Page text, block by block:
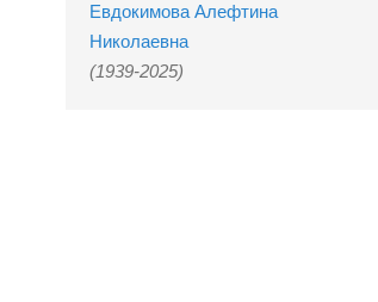
Евдокимова Алефтина
Николаевна
(1939-2025)